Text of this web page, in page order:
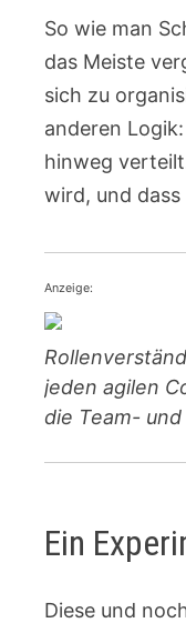
So wie man
das Meiste
sich zu
anderen
hinweg
wird, und
Anzeige:
jeden agilen
die Team-
Ein
Diese und